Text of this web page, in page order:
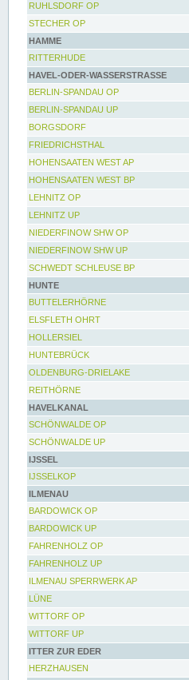
RUHLSDORF OP
STECHER OP
HAMME
RITTERHUDE
HAVEL-ODER-WASSERSTRASSE
BERLIN-SPANDAU OP
BERLIN-SPANDAU UP
BORGSDORF
FRIEDRICHSTHAL
HOHENSAATEN WEST AP
HOHENSAATEN WEST BP
LEHNITZ OP
LEHNITZ UP
NIEDERFINOW SHW OP
NIEDERFINOW SHW UP
SCHWEDT SCHLEUSE BP
HUNTE
BUTTELERHÖRNE
ELSFLETH OHRT
HOLLERSIEL
HUNTEBRÜCK
OLDENBURG-DRIELAKE
REITHÖRNE
HAVELKANAL
SCHÖNWALDE OP
SCHÖNWALDE UP
IJSSEL
IJSSELKOP
ILMENAU
BARDOWICK OP
BARDOWICK UP
FAHRENHOLZ OP
FAHRENHOLZ UP
ILMENAU SPERRWERK AP
LÜNE
WITTORF OP
WITTORF UP
ITTER ZUR EDER
HERZHAUSEN